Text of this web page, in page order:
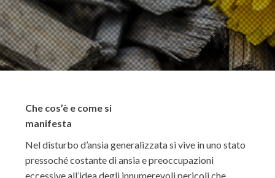
Che cos’è e come si
Nel disturbo d’ansia generalizzata si vive in uno stato
pressoché costante di ansia e preoccupazioni
eccessive all’idea degli innumerevoli pericoli che